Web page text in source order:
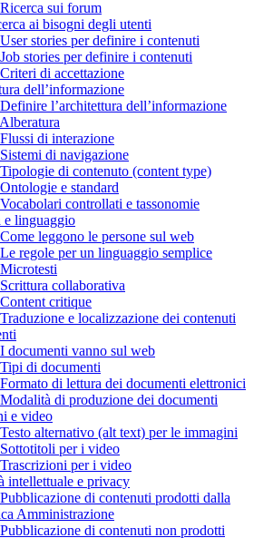
sui forum
ai bisogni degli utenti
stories per definire i contenuti
stories per definire i contenuti
di accettazione
dell’informazione
l’architettura dell’informazione
di interazione
di navigazione
di contenuto (content type)
e standard
controllati e tassonomie
e linguaggio
leggono le persone sul web
regole per un linguaggio semplice
collaborativa
critique
e localizzazione dei contenuti
documenti vanno sul web
di documenti
di lettura dei documenti elettronici
di produzione dei documenti
e video
alternativo (alt text) per le immagini
per i video
per i video
intellettuale e privacy
di contenuti prodotti dalla
Amministrazione
di contenuti non prodotti